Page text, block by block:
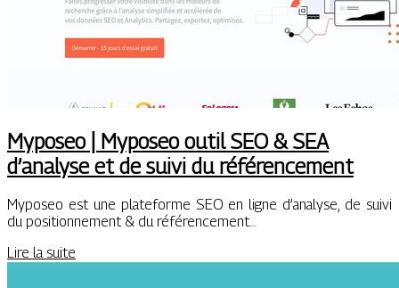
Myposeo | Myposeo outil SEO & SEA
d’analyse et de suivi du référen­ce­ment
Myposeo est une plateforme SEO en ligne d’analyse, de suivi
du positionnement & du référencement…
Lire la suite